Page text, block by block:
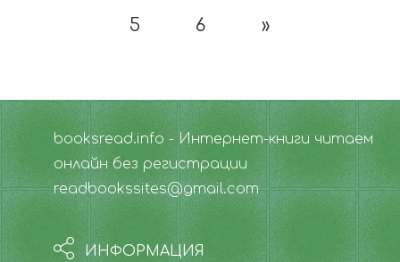
5 6 »
booksread.info - Интернет-книги читаем
онлайн без регистрации
readbookssites@gmail.com
ИНФОРМАЦИЯ